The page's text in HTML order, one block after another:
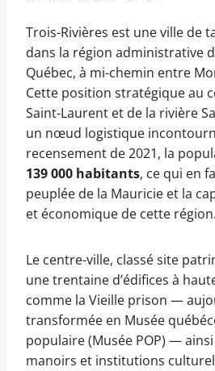
Trois-Rivières est une ville de
dans la région administrative
Québec, à mi-chemin entre
Cette position stratégique au
Saint-Laurent et de la rivière
un nœud logistique
recensement de 2021, la
139 000 habitants, ce qui en
peuplée de la Mauricie et la
et économique de cette région.
Le centre-ville, classé site
une trentaine d’édifices à
comme la Vieille prison —
transformée en Musée
populaire (Musée POP) —
manoirs et institutions